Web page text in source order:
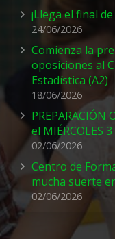
¡Llega el final
24/06/2026
Comienza la
oposiciones al
Estadística (A2)
18/06/2026
el MIÉRCOLES
02/06/2026
Centro de
mucha suerte
02/06/2026